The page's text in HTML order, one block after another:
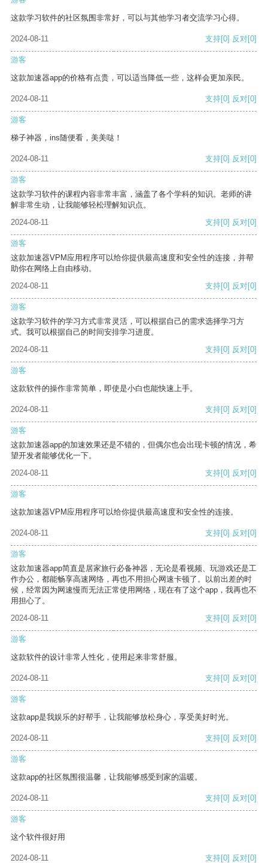
这款学习软件的社区氛围非常好，可以与其他学习者交流学习心得。
2024-08-11 支持[0] 反对[0]
游客
这款加速器app的价格有点贵，可以适当降低一些，这样会更加亲民。
2024-08-11 支持[0] 反对[0]
游客
梯子神器，ins随便看，美美哒！
2024-08-11 支持[0] 反对[0]
游客
这款学习软件的课程内容非常丰富，涵盖了各个学科的知识。老师的讲
解非常生动，让我能够轻松理解知识点。
2024-08-11
支持[0] 反对[0]
游客
这款加速器VPM应用程序可以给你提供最高速度和安全性的连接，并帮
助你在网络上自由移动。
2024-08-11
支持[0] 反对[0]
游客
这款学习软件的学习方式非常灵活，可以根据自己的需求选择学习方
式。我可以根据自己的时间安排学习进度。
2024-08-11
支持[0] 反对[0]
游客
这款软件的操作非常简单，即使是小白也能快速上手。
2024-08-11 支持[0] 反对[0]
游客
这款加速器app的加速效果还是不错的，但偶尔也会出现卡顿的情况，希
望开发者能够优化一下。
2024-08-11
支持[0] 反对[0]
游客
这款加速器VPM应用程序可以给你提供最高速度和安全性的连接。
2024-08-11 支持[0] 反对[0]
游客
这款加速器app简直是居家旅行必备神器，无论是看视频、玩游戏还是工
作办公，都能畅享高速网络，再也不用担心网速卡顿了。以前出差的时
候，经常因为网速慢而无法正常使用网络，现在有了这个app，我再也不
用担心了。
2024-08-11
支持[0] 反对[0]
游客
这款软件的设计非常人性化，使用起来非常舒服。
2024-08-11 支持[0] 反对[0]
游客
这款app是我娱乐的好帮手，让我能够放松身心，享受美好时光。
2024-08-11 支持[0] 反对[0]
游客
这款app的社区氛围很温馨，让我能够感受到家的温暖。
2024-08-11 支持[0] 反对[0]
游客
这个软件很好用
2024-08-11 支持[0] 反对[0]